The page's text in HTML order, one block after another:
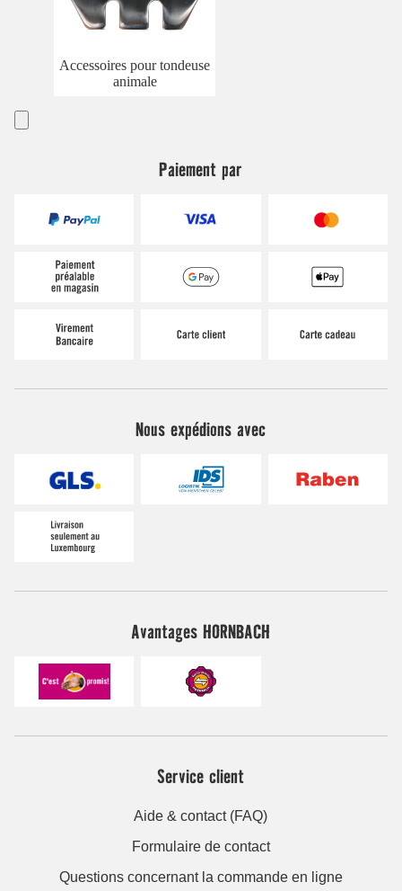
Accessoires pour tondeuse
animale
Paiement par
Nous expédions avec
Avantages HORNBACH
Service client
Aide & contact (FAQ)
Formulaire de contact
Questions concernant la commande en ligne